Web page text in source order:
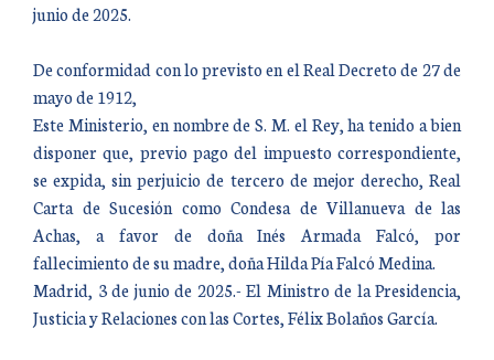
junio de 2025.
De conformidad con lo previsto en el Real Decreto de 27 de
mayo de 1912,
Este Ministerio, en nombre de S. M. el Rey, ha tenido a bien
disponer que, previo pago del impuesto correspondiente,
se expida, sin perjuicio de tercero de mejor derecho, Real
Carta de Sucesión como Condesa de Villanueva de las
Achas, a favor de doña Inés Armada Falcó, por
fallecimiento de su madre, doña Hilda Pía Falcó Medina.
Madrid, 3 de junio de 2025.- El Ministro de la Presidencia,
Justicia y Relaciones con las Cortes, Félix Bolaños García.